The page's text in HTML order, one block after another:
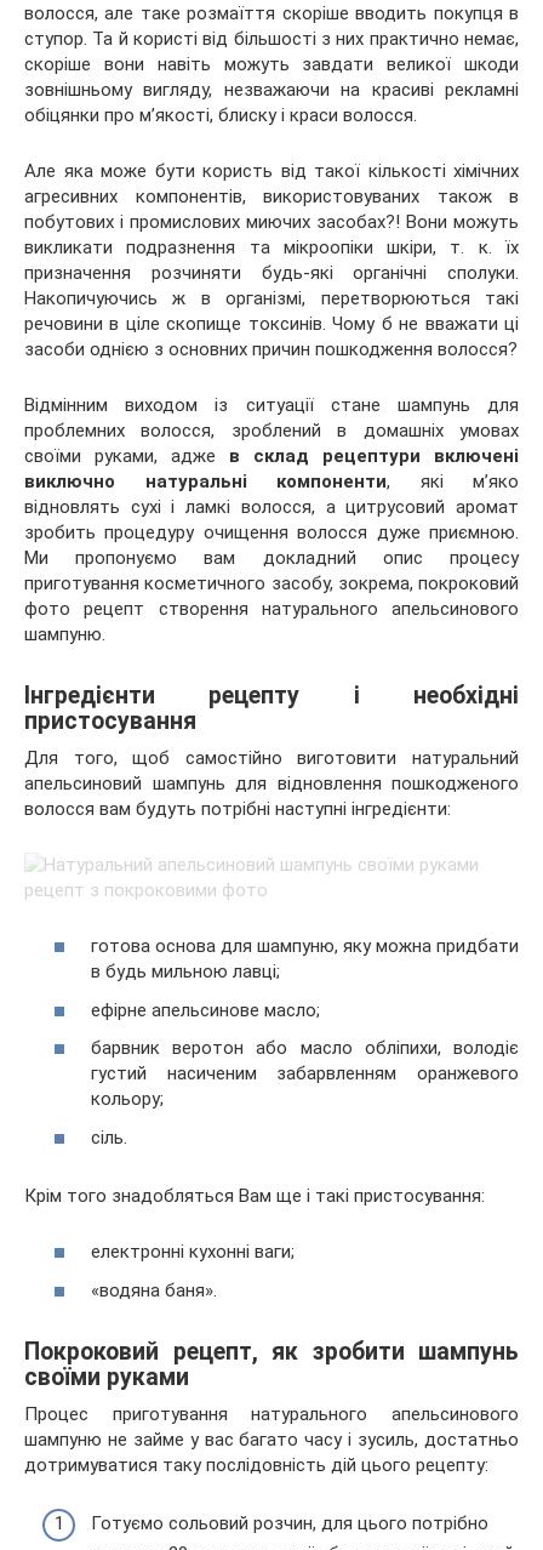
волосся, але таке розмаїття скоріше вводить покупця в
ступор. Та й користі від більшості з них практично немає,
скоріше вони навіть можуть завдати великої шкоди
зовнішньому вигляду, незважаючи на красиві рекламні
обіцянки про м’якості, блиску і краси волосся.
Але яка може бути користь від такої кількості хімічних
агресивних компонентів, використовуваних також в
побутових і промислових миючих засобах?! Вони можуть
викликати подразнення та мікроопіки шкіри, т. к. їх
призначення розчиняти будь-які органічні сполуки.
Накопичуючись ж в організмі, перетворюються такі
речовини в ціле скопище токсинів. Чому б не вважати ці
засоби однією з основних причин пошкодження волосся?
Відмінним виходом із ситуації стане шампунь для
проблемних волосся, зроблений в домашніх умовах
своїми руками, адже в склад рецептури включені
виключно натуральні компоненти, які м’яко
відновлять сухі і ламкі волосся, а цитрусовий аромат
зробить процедуру очищення волосся дуже приємною.
Ми пропонуємо вам докладний опис процесу
приготування косметичного засобу, зокрема, покроковий
фото рецепт створення натурального апельсинового
шампуню.
Інгредієнти рецепту і необхідні
пристосування
Для того, щоб самостійно виготовити натуральний
апельсиновий шампунь для відновлення пошкодженого
волосся вам будуть потрібні наступні інгредієнти:
готова основа для шампуню, яку можна придбати
в будь мильною лавці;
ефірне апельсинове масло;
барвник веротон або масло обліпихи, володіє
густий насиченим забарвленням оранжевого
кольору;
сіль.
Крім того знадобляться Вам ще і такі пристосування:
електронні кухонні ваги;
«водяна баня».
Покроковий рецепт, як зробити шампунь
своїми руками
Процес приготування натурального апельсинового
шампуню не займе у вас багато часу і зусиль, достатньо
дотримуватися таку послідовність дій цього рецепту:
Готуємо сольовий розчин, для цього потрібно